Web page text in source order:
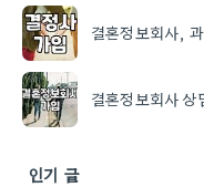
결혼정보회사,
결혼정보회사 상
인기 글